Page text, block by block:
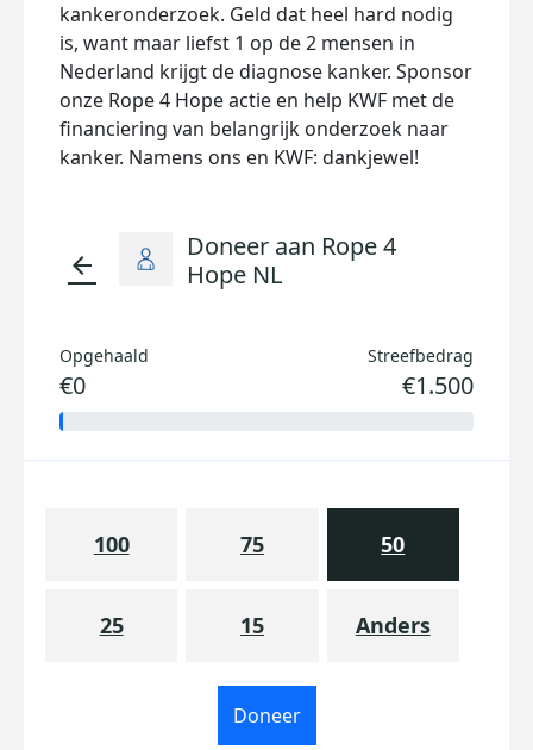
kankeronderzoek. Geld dat heel hard nodig
is, want maar liefst 1 op de 2 mensen in
Nederland krijgt de diagnose kanker. Sponsor
onze Rope 4 Hope actie en help KWF met de
financiering van belangrijk onderzoek naar
kanker. Namens ons en KWF: dankjewel!
arrow_back
Doneer aan Rope 4
Hope NL
Opgehaald
€0
Streefbedrag
€1.500
100 75 50
25 15 Anders
Doneer